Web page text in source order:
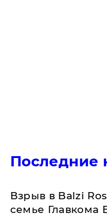
Последние
Взрыв в Balzi
семье Главкома